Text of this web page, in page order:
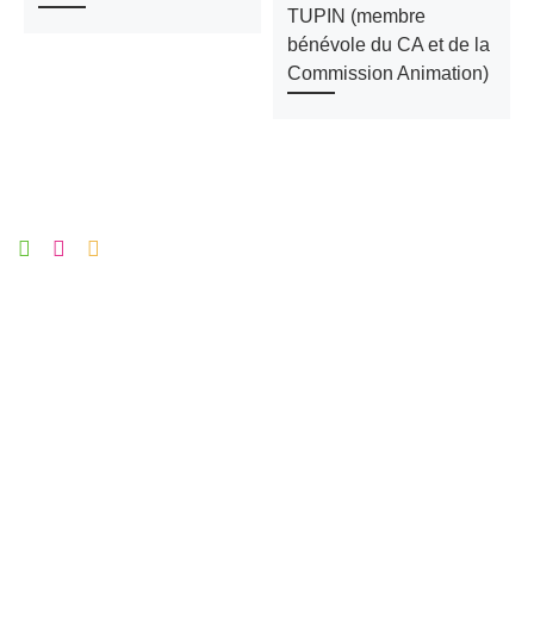
TUPIN (membre
bénévole du CA et de la
Commission Animation)